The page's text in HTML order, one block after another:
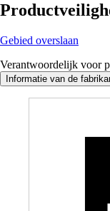
Gebied overslaan
Verantwoordelijk voor
Informatie van de